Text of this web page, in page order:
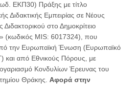
ΕΚΠ30) Πράξης με τίτλο
Διδακτικής Εμπειρίας σε Νέους
στο Δημοκρίτειο
(κωδικός MIS: 6017324), που
την Ευρωπαϊκή Ένωση (Ευρωπαϊκό
και από Εθνικούς Πόρους, με
Κονδυλίων Έρευνας του
Θράκης. Αφορά στην